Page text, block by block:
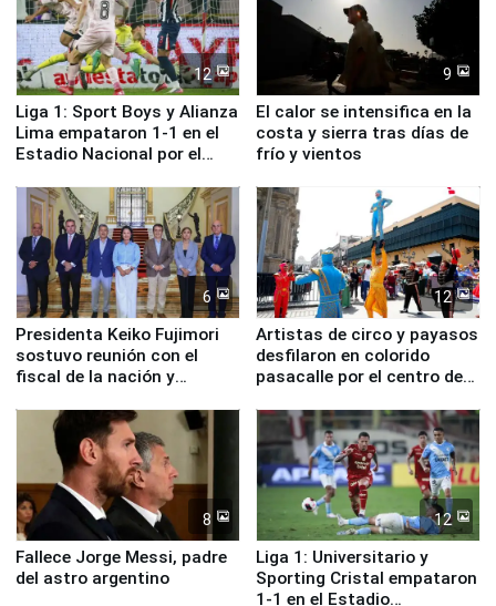
12
Liga 1: Sport Boys y Alianza
Lima empataron 1-1 en el
Estadio Nacional por el
9
El calor se intensifica en la
costa y sierra tras días de
frío y vientos
6
Presidenta Keiko Fujimori
sostuvo reunión con el
fiscal de la nación y
12
Artistas de circo y payasos
desfilaron en colorido
pasacalle por el centro de
8
Fallece Jorge Messi, padre
del astro argentino
12
Liga 1: Universitario y
Sporting Cristal empataron
1-1 en el Estadio